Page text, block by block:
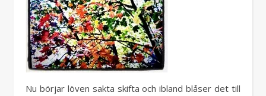
Nu börjar löven sakta skifta och ibland blåser det till